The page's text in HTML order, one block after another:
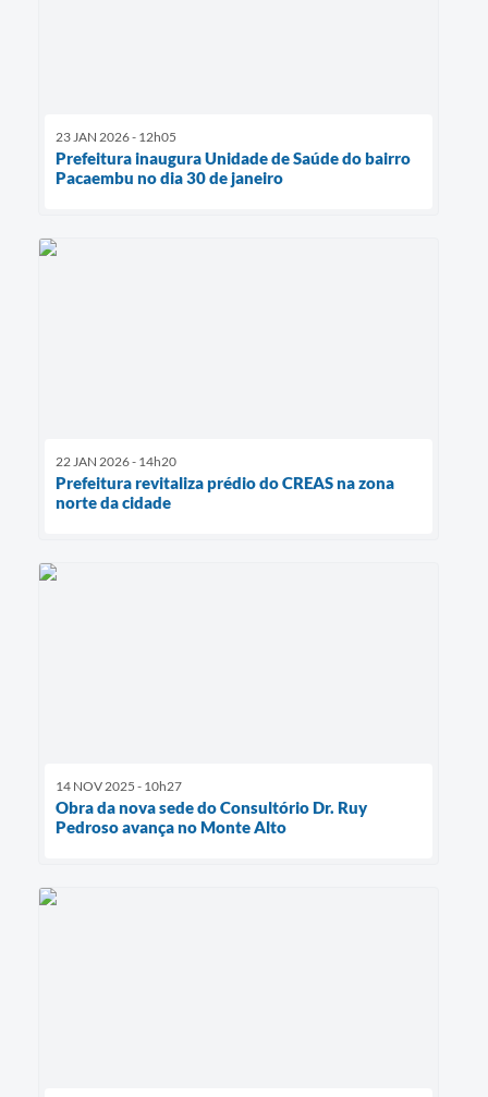
23 JAN 2026 - 12h05
Prefeitura inaugura Unidade de Saúde do bairro
Pacaembu no dia 30 de janeiro
22 JAN 2026 - 14h20
Prefeitura revitaliza prédio do CREAS na zona
norte da cidade
14 NOV 2025 - 10h27
Obra da nova sede do Consultório Dr. Ruy
Pedroso avança no Monte Alto